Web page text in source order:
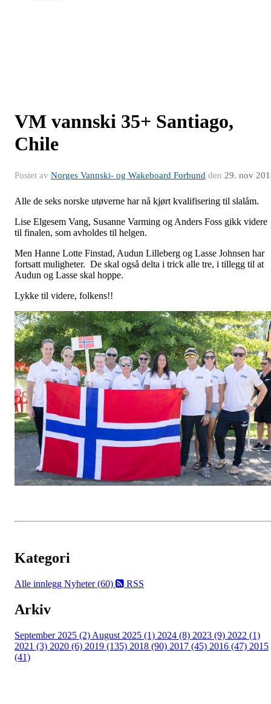
VM vannski 35+ Santiago,
Chile
Postet av Norges Vannski- og Wakeboard Forbund den 29. nov
Alle de seks norske utøverne har nå kjørt kvalifisering til slalåm.
Lise Elgesem Vang, Susanne Varming og Anders Foss gikk videre
til finalen, som avholdes til helgen.
Men Hanne Lotte Finstad, Audun Lilleberg og Lasse Johnsen har
fortsatt muligheter. De skal også delta i trick alle tre, i tillegg til at
Audun og Lasse skal hoppe.
Lykke til videre, folkens!!
Kategori
Alle innlegg Nyheter (60) RSS
Arkiv
September 2025 (2) August 2025 (1) 2024 (8) 2023 (9) 2022 (1)
2021 (3) 2020 (6) 2019 (135) 2018 (90) 2017 (45) 2016 (47) 2015
(41)